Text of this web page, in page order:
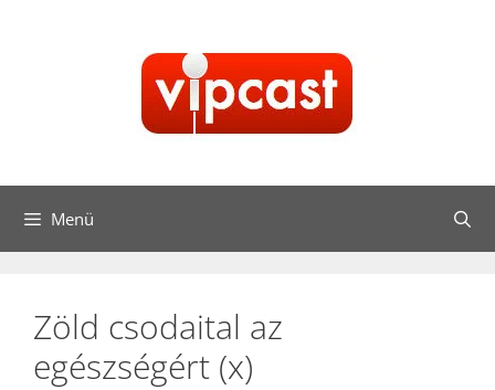
Menü
Zöld csodaital az
egészségért (x)